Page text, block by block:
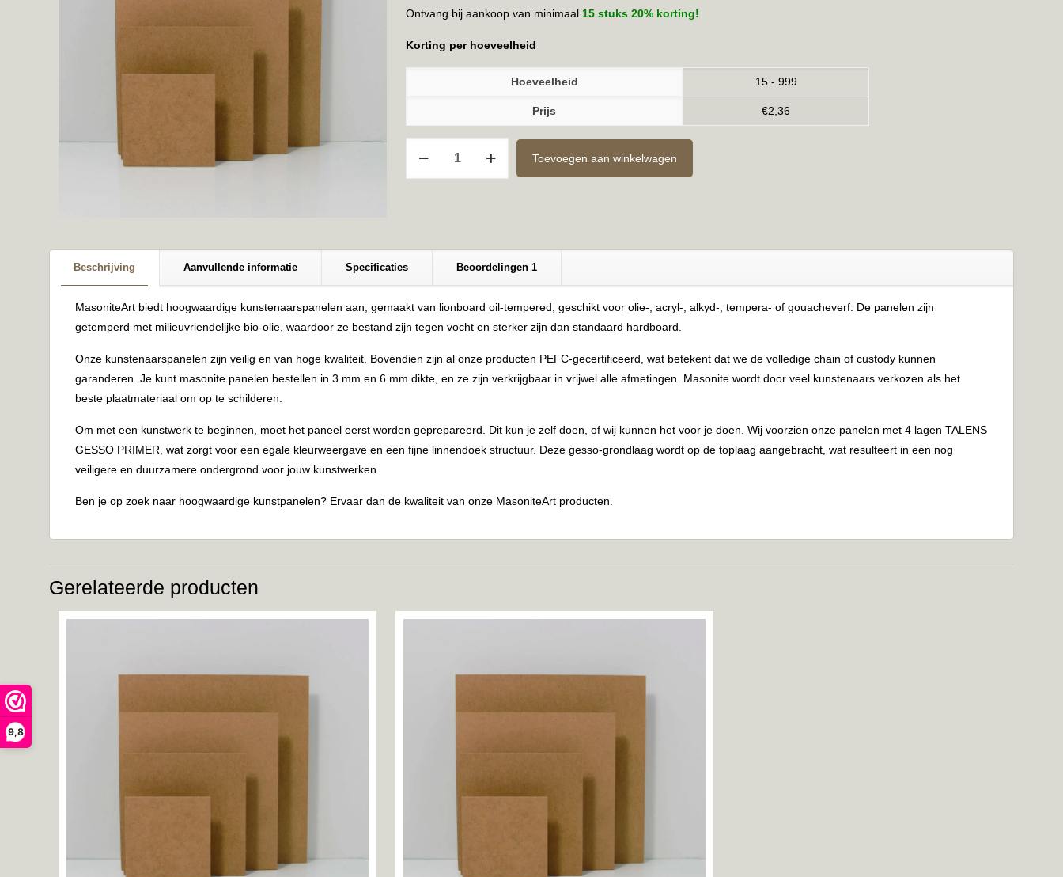
9,8
Ontvang bij aankoop van minimaal 15 stuks 20% korting!
Korting per hoeveelheid
Hoeveelheid 15 - 999
Prijs €2,36
Toevoegen aan winkelwagen
Beschrijving Aanvullende informatie Specificaties Beoordelingen 1
MasoniteArt biedt hoogwaardige kunstenaarspanelen aan, gemaakt van lionboard oil-tempered, geschikt voor olie-, acryl-, alkyd-, tempera- of gouacheverf. De panelen zijn
getemperd met milieuvriendelijke bio-olie, waardoor ze bestand zijn tegen vocht en sterker zijn dan standaard hardboard.
Onze kunstenaarspanelen zijn veilig en van hoge kwaliteit. Bovendien zijn al onze producten PEFC-gecertificeerd, wat betekent dat we de volledige chain of custody kunnen
garanderen. Je kunt masonite panelen bestellen in 3 mm en 6 mm dikte, en ze zijn verkrijgbaar in vrijwel alle afmetingen. Masonite wordt door veel kunstenaars verkozen als het
beste plaatmateriaal om op te schilderen.
Om met een kunstwerk te beginnen, moet het paneel eerst worden geprepareerd. Dit kun je zelf doen, of wij kunnen het voor je doen. Wij voorzien onze panelen met 4 lagen TALENS
GESSO PRIMER, wat zorgt voor een egale kleurweergave en een fijne linnendoek structuur. Deze gesso-grondlaag wordt op de toplaag aangebracht, wat resulteert in een nog
veiligere en duurzamere ondergrond voor jouw kunstwerken.
Ben je op zoek naar hoogwaardige kunstpanelen? Ervaar dan de kwaliteit van onze MasoniteArt producten.
Gerelateerde producten